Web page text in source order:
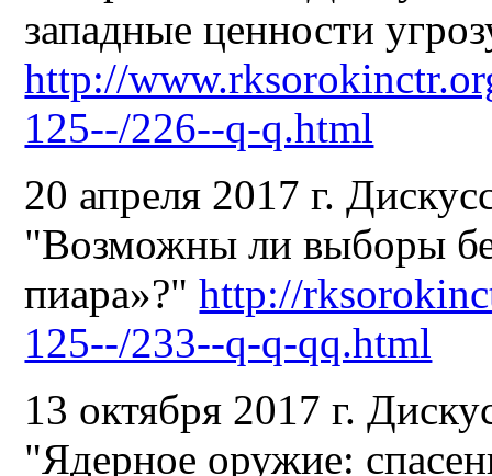
западные ценности
http://
125--/226--q-q.html
20 апреля 2017 г.
"Возможны ли выборы
пиара»?"http://
125--/233--q-q-qq.html
13 октября 2017 г.
"Ядерное оружие: